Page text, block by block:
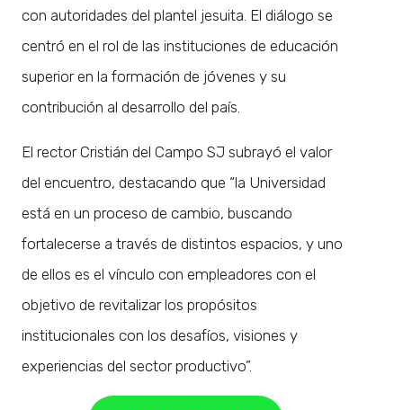
con autoridades del plantel jesuita. El diálogo se
centró en el rol de las instituciones de educación
superior en la formación de jóvenes y su
contribución al desarrollo del país.
El rector Cristián del Campo SJ subrayó el valor
del encuentro, destacando que “la Universidad
está en un proceso de cambio, buscando
fortalecerse a través de distintos espacios, y uno
de ellos es el vínculo con empleadores con el
objetivo de revitalizar los propósitos
institucionales con los desafíos, visiones y
experiencias del sector productivo”.